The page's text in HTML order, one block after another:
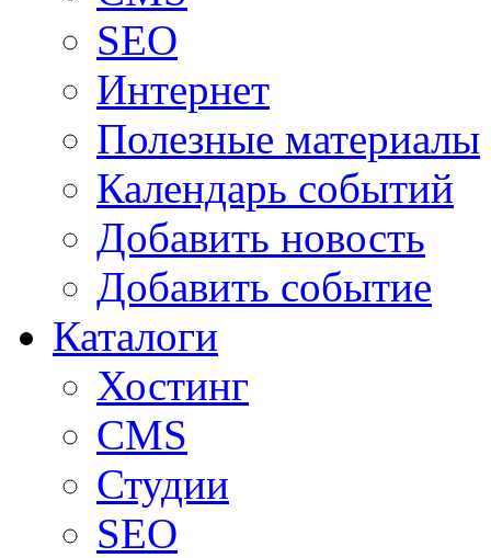
SEO
Интернет
Полезные материалы
Календарь событий
Добавить новость
Добавить событие
Каталоги
Хостинг
CMS
Студии
SEO